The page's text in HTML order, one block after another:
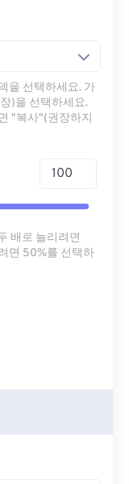
을 선택하세요. 가
)을 선택하세요.
"복사"(권장하지
배로 늘리려면
면 50%를 선택하